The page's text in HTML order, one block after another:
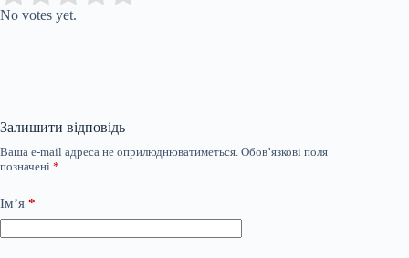
No votes yet.
Залишити відповідь
Ваша e-mail адреса не оприлюднюватиметься. Обов’язкові поля
позначені *
Ім’я *